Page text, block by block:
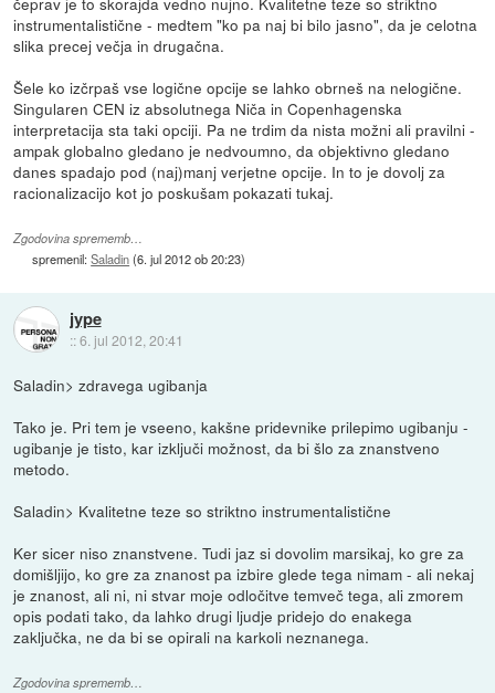
instrumentalistične - medtem "ko pa naj bi bilo jasno", da je celotna
slika precej večja in drugačna.
Šele ko izčrpaš vse logične opcije se lahko obrneš na nelogične.
Singularen CEN iz absolutnega Niča in Copenhagenska
interpretacija sta taki opciji. Pa ne trdim da nista možni ali pravilni -
ampak globalno gledano je nedvoumno, da objektivno gledano
danes spadajo pod (naj)manj verjetne opcije. In to je dovolj za
racionalizacijo kot jo poskušam pokazati tukaj.
Zgodovina sprememb…
spremenil:Saladin(6. jul 2012 ob 20:23)
jype
::6. jul 2012, 20:41
Saladin> zdravega ugibanja
Tako je. Pri tem je vseeno, kakšne pridevnike prilepimo ugibanju -
ugibanje je tisto, kar izključi možnost, da bi šlo za znanstveno
metodo.
Saladin> Kvalitetne teze so striktno instrumentalistične
Ker sicer niso znanstvene. Tudi jaz si dovolim marsikaj, ko gre za
domišljijo, ko gre za znanost pa izbire glede tega nimam - ali nekaj
je znanost, ali ni, ni stvar moje odločitve temveč tega, ali zmorem
opis podati tako, da lahko drugi ljudje pridejo do enakega
zaključka, ne da bi se opirali na karkoli neznanega.
Zgodovina sprememb…